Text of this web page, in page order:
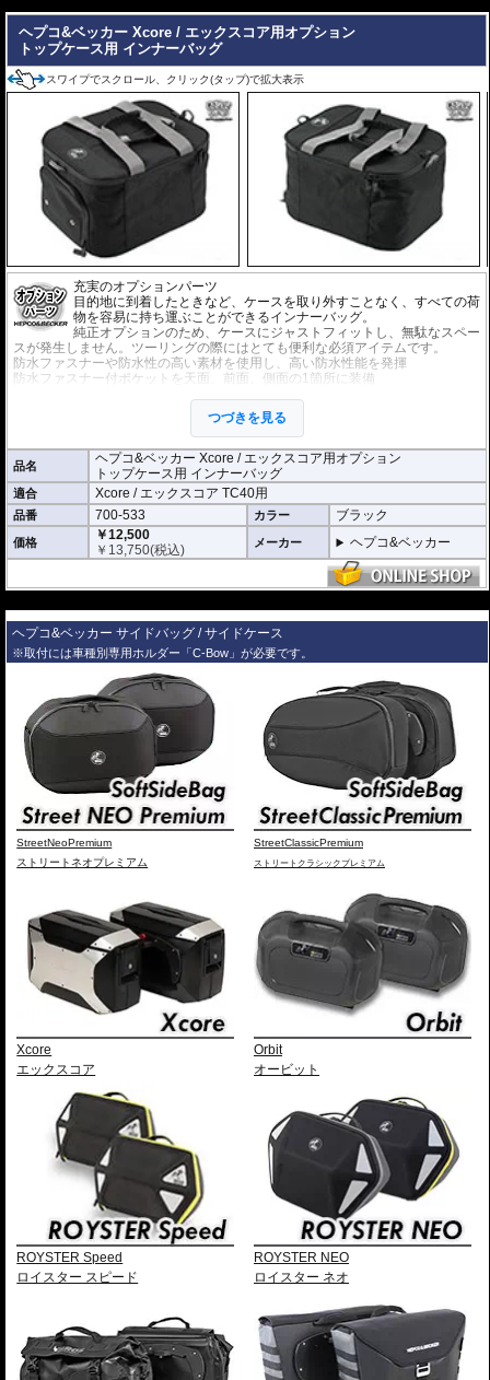
ヘプコ&ベッカー Xcore / エックスコア用オプション
トップケース用 インナーバッグ
スワイプでスクロール、クリック(タップ)で拡大表示
充実のオプションパーツ
目的地に到着したときなど、ケースを取り外すことなく、すべての荷
物を容易に持ち運ぶことができるインナーバッグ。
純正オプションのため、ケースにジャストフィットし、無駄なスペー
スが発生しません。ツーリングの際にはとても便利な必須アイテムです。
防水ファスナーや防水性の高い素材を使用し、高い防水性能を発揮
防水ファスナー付ポケットを天面、前面、側面の1箇所に装備
つづきを見る
品名
ヘプコ&ベッカー Xcore / エックスコア用オプション
トップケース用 インナーバッグ
適合 Xcore / エックスコア TC40用
品番 700-533 カラー ブラック
価格
￥12,500
￥ 13,750(税込) メーカー ヘプコ&ベッカー
ヘプコ&ベッカー サイドバッグ / サイドケース
※取付には車種別専用ホルダー「C-Bow」が必要です。
StreetNeoPremium
ストリートネオプレミアム
StreetClassicPremium
ストリートクラシックプレミアム
Xcore
エックスコア
Orbit
オービット
ROYSTER Speed
ロイスター スピード
ROYSTER NEO
ロイスター ネオ